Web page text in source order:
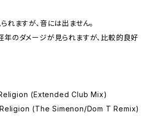
れますが、音には出ません。
年のダメージが見られますが、比較的良好
(Extended Club Mix)
(The Simenon/Dom T Remix)